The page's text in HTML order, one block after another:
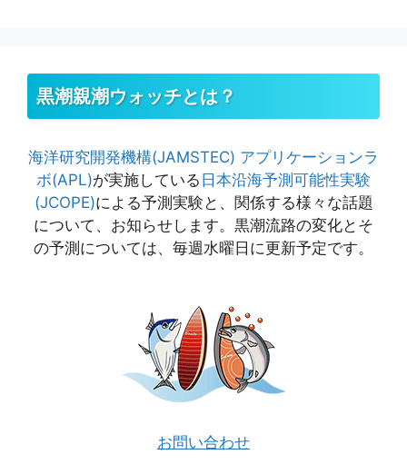
黒潮親潮ウォッチとは？
海洋研究開発機構(JAMSTEC) アプリケーションラ
ボ(APL)が実施している 日本沿海予測可能性実験
(JCOPE)による予測実験と、関係する様々な話題
について、お知らせします。黒潮流路の変化とそ
の予測については、毎週水曜日に更新予定です。
お問い合わせ